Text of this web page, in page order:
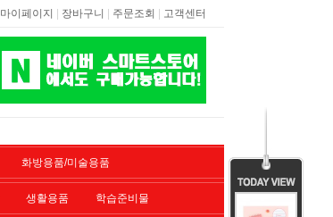
마이페이지 | 장바구니 | 주문조회 | 고객센터
화방용품/미술용품
생활용품 학습준비물